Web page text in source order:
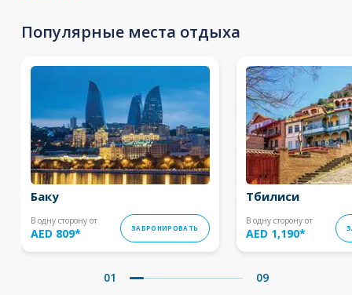
Популярные места отдыха
Баку
В одну сторону от
AED 809* ЗАБРОНИРОВАТЬ
Тбилиси
В одну сторону от
AED 1,190*
01 09